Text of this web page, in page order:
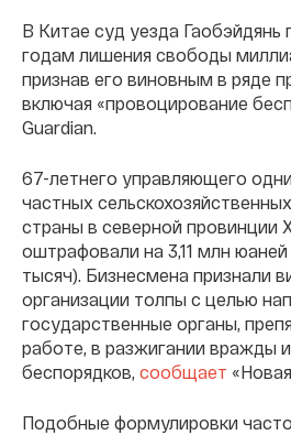
В Китае суд уезда Гаобэйдянь
годам лишения свободы
признав его виновным в ряде
включая «провоцирование
Guardian.
67-летнего управляющего
частных
страны в северной провинции
оштрафовали на 3,11 млн
тысяч). Бизнесмена признали
организации толпы с целью
государственные органы,
работе, в разжигании вражды
беспорядков, сообщает
Подобные формулировки